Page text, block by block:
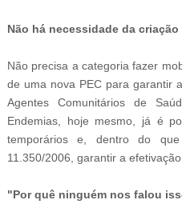
Não há necessidade da
Não precisa a categoria fazer
de uma nova PEC para garantir
Agentes Comunitários de
Endemias, hoje mesmo, já é
temporários e, dentro do
11.350/2006, garantir a
"Por quê ninguém nos falou